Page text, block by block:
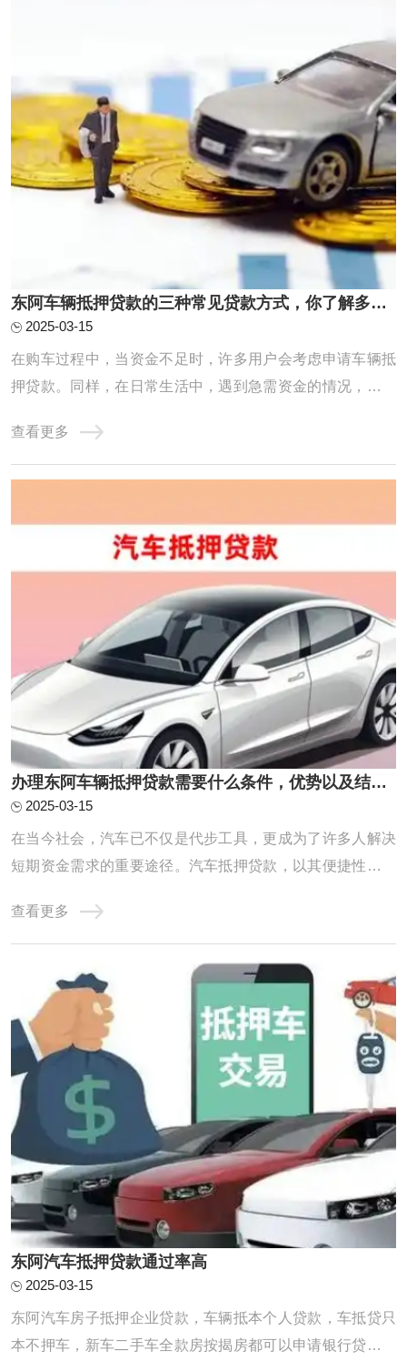
东阿车辆抵押贷款的三种常见贷款方式，你了解多少？
2025-03-15
在购车过程中，当资金不足时，许多用户会考虑申请车辆抵
押贷款。同样，在日常生活中，遇到急需资金的情况，部分
所需资金。接下来，我们将深入探讨车辆抵押贷款的几种常
见方式。东阿车辆抵押贷款的三种常见贷款方式人们生活水
查看更多
办理东阿车辆抵押贷款需要什么条件，优势以及结清手续?
2025-03-15
在当今社会，汽车已不仅是代步工具，更成为了许多人解决
短期资金需求的重要途径。汽车抵押贷款，以其便捷性和灵
抵押贷款，究竟需要准备哪些手续，又需满足哪些条件呢？
本文将为你详细解读，助你轻松获得贷款。人总是有一时之
急，当有车一族急于用钱，就会想到东阿车辆 ...
查看更多
东阿汽车抵押贷款通过率高
2025-03-15
东阿汽车房子抵押企业贷款，车辆抵本个人贷款，车抵贷只
本不押车，新车二手车全款房按揭房都可以申请银行贷款，